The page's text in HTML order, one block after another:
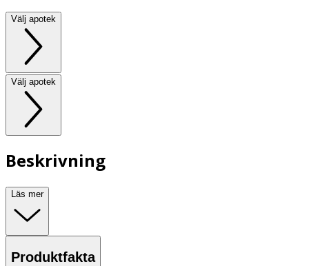
Välj apotek
Välj apotek
Beskrivning
Läs mer
Produktfakta